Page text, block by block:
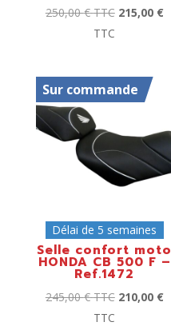
250,00€ TTC 215,00 €
TTC
Sur commande
Délai de 5 semaines
Selle confort moto
HONDA CB 500 F –
Ref.1472
245,00€ TTC 210,00 €
TTC